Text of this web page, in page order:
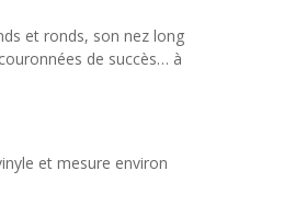
et ronds, son nez long
de succès… à
et mesure environ